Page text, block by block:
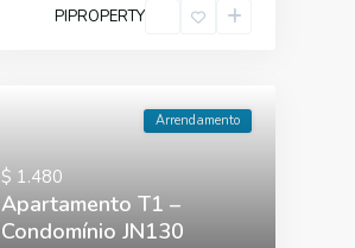
PIPROPERTY
Arrendamento
$ 1.480
Apartamento T1 –
Condomínio JN130